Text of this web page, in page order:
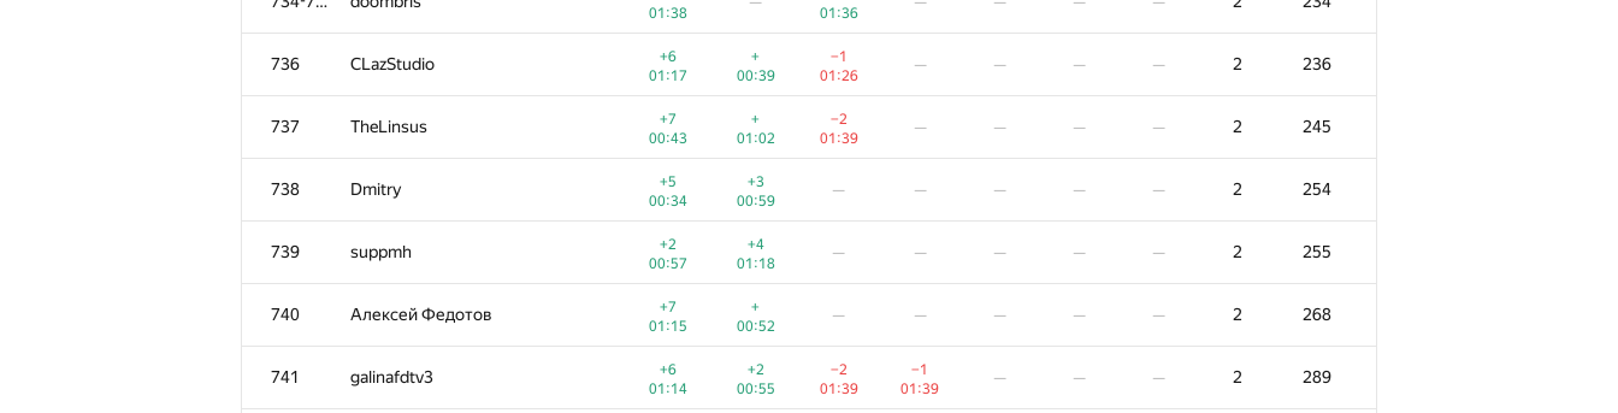
01:38
01:36
736 CLazStudio
+6
01:17
+
00:39
−1
01:26
— — — — 2 236
737 TheLinsus
+7
00:43
+
01:02
−2
01:39
— — — — 2 245
738 Dmitry
+5
00:34
+3
00:59
— — — — — 2 254
739 suppmh
+2
00:57
+4
01:18
— — — — — 2 255
740 Алексей Федотов
+7
01:15
+
00:52
— — — — — 2 268
741 galinafdtv3
+6
01:14
+2
00:55
−2
01:39
−1
01:39
— — — 2 289
1015 /2677 /1417 357 / 1469 121/294 /155 /45 125
701 saku.dark
+1
00:52
01:07
— 2 180
702 Максим Адриан
+5
00:27
00:34
01:09
2 181
tkzw-21
+
00:18
+5
01:03
2 182
erika230
+1
01:08
+1
01:14
2 182
705 kot.optimist
+
01:29
01:35
2 184
706 Максим Баранчиков
+5
00:24
+1
00:42
— — 2 186